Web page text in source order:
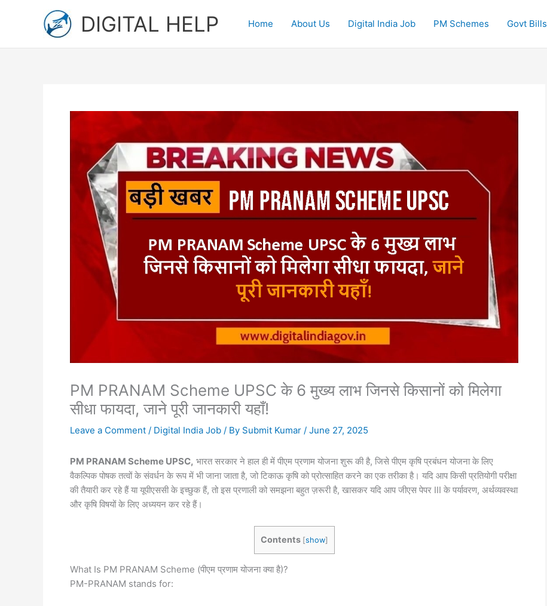
DIGITAL HELP Home About Us Digital India Job PM Schemes Govt Bills
PM PRANAM Scheme UPSC के 6 मुख्य लाभ जिनसे किसानों को मिलेगा
सीधा फायदा, जाने पूरी जानकारी यहाँ!
Leave a Comment / Digital India Job / By Submit Kumar / June 27, 2025
PM PRANAM Scheme UPSC, भारत सरकार ने हाल ही में पीएम प्रणाम योजना शुरू की है, जिसे पीएम कृषि प्रबंधन योजना के लिए
वैकल्पिक पोषक तत्वों के संवर्धन के रूप में भी जाना जाता है, जो टिकाऊ कृषि को प्रोत्साहित करने का एक तरीका है। यदि आप किसी प्रतियोगी परीक्षा
की तैयारी कर रहे हैं या यूपीएससी के इच्छुक हैं, तो इस प्रणाली को समझना बहुत ज़रूरी है, खासकर यदि आप जीएस पेपर III के पर्यावरण, अर्थव्यवस्था
और कृषि विषयों के लिए अध्ययन कर रहे हैं।
Contents [show]
What Is PM PRANAM Scheme (पीएम प्रणाम योजना क्या है)?
PM-PRANAM stands for: